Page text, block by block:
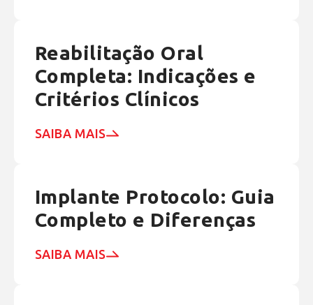
Reabilitação Oral
Completa: Indicações e
Critérios Clínicos
SAIBA MAIS
Implante Protocolo: Guia
Completo e Diferenças
SAIBA MAIS